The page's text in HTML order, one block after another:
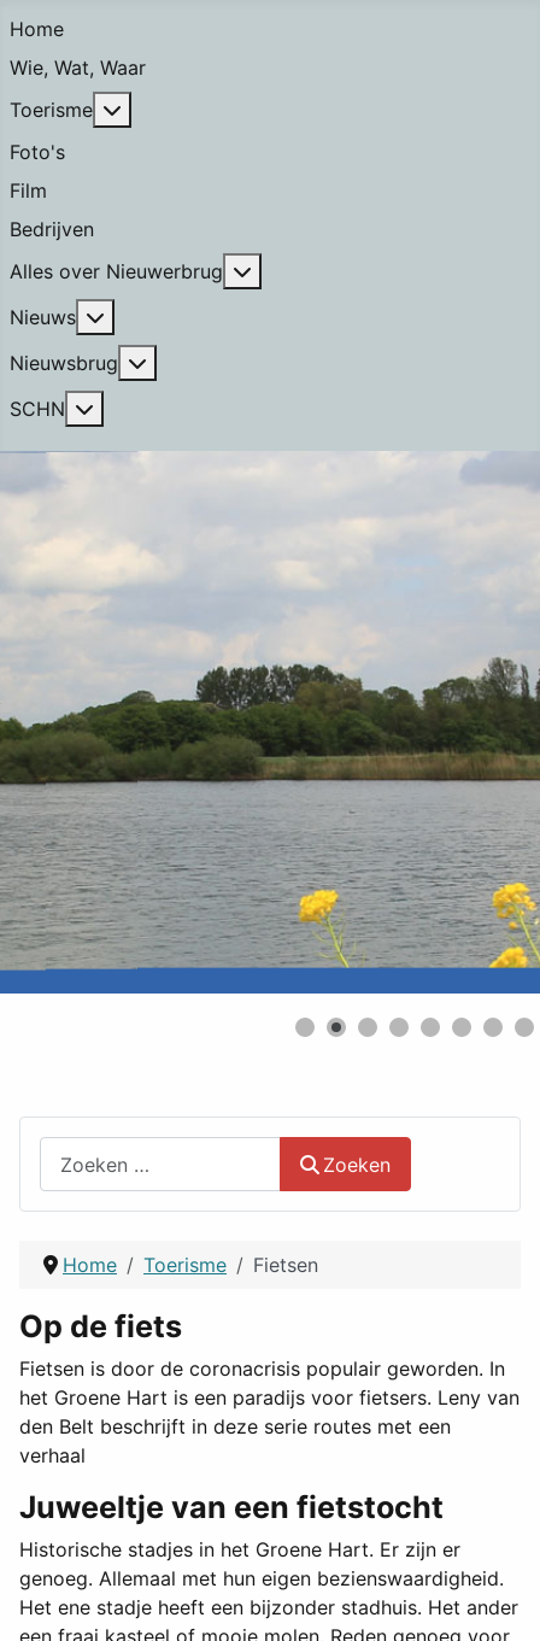
Home
Wie, Wat, Waar
Toerisme
Foto's
Film
Bedrijven
Alles over Nieuwerbrug
Nieuws
Nieuwsbrug
SCHN
Zoeken
Home Toerisme Fietsen
Op de fiets
Fietsen is door de coronacrisis populair geworden. In
het Groene Hart is een paradijs voor fietsers. Leny van
den Belt beschrijft in deze serie routes met een
verhaal
Juweeltje van een fietstocht
Historische stadjes in het Groene Hart. Er zijn er
genoeg. Allemaal met hun eigen bezienswaardigheid.
Het ene stadje heeft een bijzonder stadhuis. Het ander